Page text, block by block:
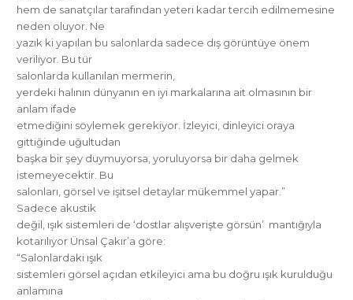
hem de sanatçılar tarafından yeteri kadar tercih edilmemesine
neden oluyor. Ne
yazık ki yapılan bu salonlarda sadece dış görüntüye önem
veriliyor. Bu tür
salonlarda kullanılan mermerin,
yerdeki halının dünyanın en iyi markalarına ait olmasının bir
anlam ifade
etmediğini söylemek gerekiyor. İzleyici, dinleyici oraya
gittiğinde uğultudan
başka bir şey duymuyorsa, yoruluyorsa bir daha gelmek
istemeyecektir. Bu
salonları, görsel ve işitsel detaylar mükemmel yapar.”
Sadece akustik
değil, ışık sistemleri de ‘dostlar alışverişte görsün’ mantığıyla
kotarılıyor Ünsal Çakır’a göre:
“Salonlardaki ışık
sistemleri görsel açıdan etkileyici ama bu doğru ışık kurulduğu
anlamına